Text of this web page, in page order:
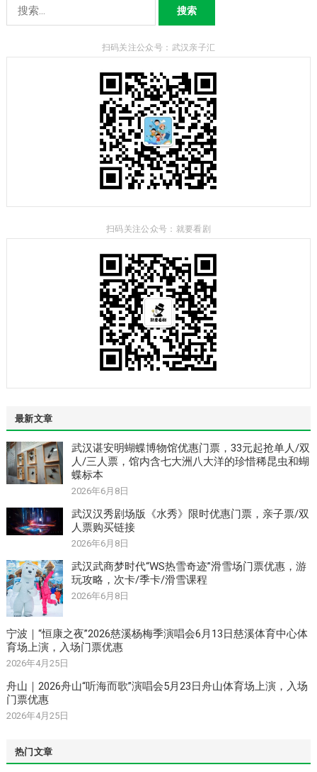
索：
扫码关注公众号：武汉亲子汇
扫码关注公众号：就要看剧
最新文章
武汉谌安明蝴蝶博物馆优惠门票，33元起抢单人/双
人/三人票，馆内含七大洲八大洋的珍惜稀昆虫和蝴
蝶标本
2026年6月8日
武汉汉秀剧场版《水秀》限时优惠门票，亲子票/双
人票购买链接
2026年6月8日
武汉武商梦时代“WS热雪奇迹”滑雪场门票优惠，游
玩攻略，次卡/季卡/滑雪课程
2026年6月8日
宁波｜“恒康之夜”2026慈溪杨梅季演唱会6月13日慈溪体育中心体
育场上演，入场门票优惠
2026年4月25日
舟山｜2026舟山“听海而歌”演唱会5月23日舟山体育场上演，入场
门票优惠
2026年4月25日
热门文章